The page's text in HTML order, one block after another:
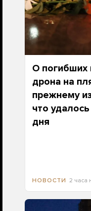
О погибших
дрона на
прежнему
что
дня
НОВОСТИ 2 часа